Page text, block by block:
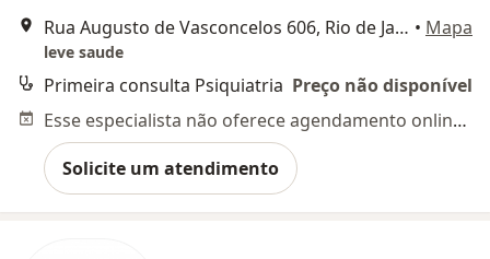
Rua Augusto de Vasconcelos 606, Rio de Janeiro • Mapa
leve saude
Primeira consulta Psiquiatria Preço não disponível
Esse especialista não oferece agendamento online para esse endereço.
Solicite um atendimento